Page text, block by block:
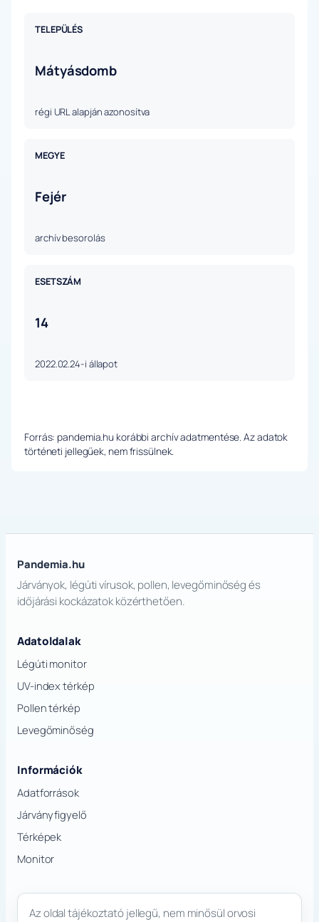
TELEPÜLÉS
Mátyásdomb
régi URL alapján azonosítva
MEGYE
Fejér
archív besorolás
ESETSZÁM
14
2022.02.24-i állapot
Forrás: pandemia.hu korábbi archív adatmentése. Az adatok
történeti jellegűek, nem frissülnek.
Pandemia.hu
Járványok, légúti vírusok, pollen, levegőminőség és
időjárási kockázatok közérthetően.
Adatoldalak
Légúti monitor
UV-index térkép
Pollen térkép
Levegőminőség
Információk
Adatforrások
Járványfigyelő
Térképek
Monitor
Az oldal tájékoztató jellegű, nem minősül orvosi